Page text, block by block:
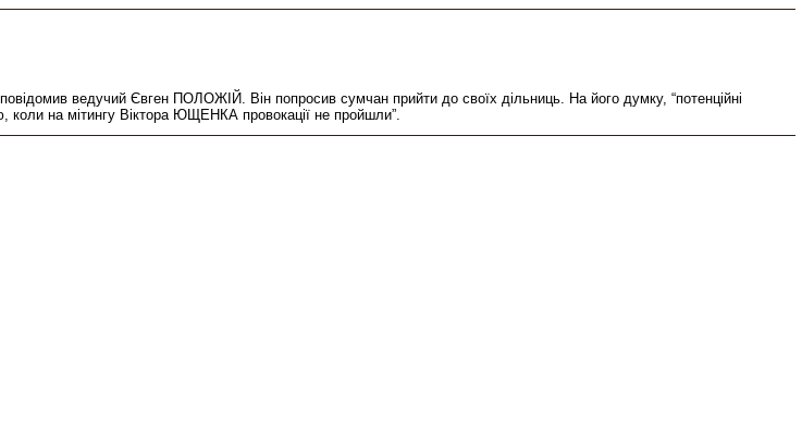
ведучий Євген ПОЛОЖІЙ. Він попросив сумчан прийти до своїх дільниць. На його думку, “потенційні
коли на мітингу Віктора ЮЩЕНКА провокації не пройшли”.